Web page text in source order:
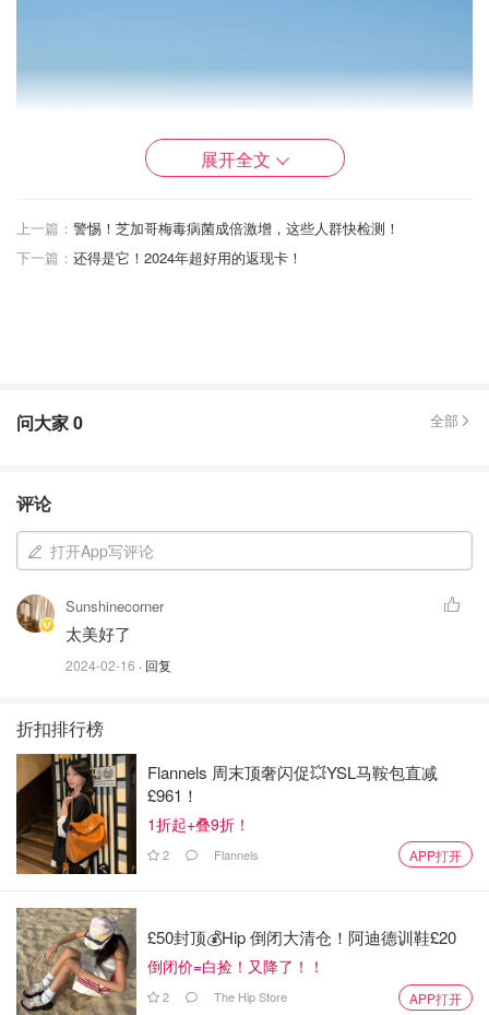
展开全文
上一篇： 警惕！芝加哥梅毒病菌成倍激增，这些人群快检测！
下一篇： 还得是它！2024年超好用的返现卡！
问大家0 全部
评论
打开App写评论
Sunshinecorner
太美好了
2024-02-16 · 回复
折扣排行榜
Flannels 周末顶奢闪促💥YSL马鞍包直减
£961！
1折起+叠9折！
2 Flannels APP打开
£50封顶💰Hip 倒闭大清仓！阿迪德训鞋£20
倒闭价=白捡！又降了！！
2 The Hip Store APP打开